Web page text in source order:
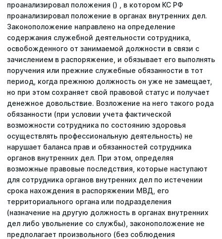
Последние поисковые запросы
Вы пока ничего не искали.
проанализировал положения () , в котором КС РФ
проанализировал положение в органах внутренних дел.
Законоположение направлено на определение
содержания служебной деятельности сотрудника,
освобожденного от занимаемой должности в связи с
зачислением в распоряжение, и обязывает его выполнять
поручения или прежние служебные обязанности в тот
период, когда прежнюю должность он уже не замещает,
но при этом сохраняет свой правовой статус и получает
денежное довольствие. Возложение на него такого рода
обязанности (при условии учета фактической
возможности сотрудника по состоянию здоровья
осуществлять профессиональную деятельность) не
нарушает баланса прав и обязанностей сотрудника
органов внутренних дел. При этом, определяя
возможные правовые последствия, которые наступают
для сотрудника органов внутренних дел по истечении
срока нахождения в распоряжении МВД, его
территориального органа или подразделения
(назначение на другую должность в органах внутренних
дел либо увольнение со службы), законоположение не
предполагает произвольного (без соблюдения